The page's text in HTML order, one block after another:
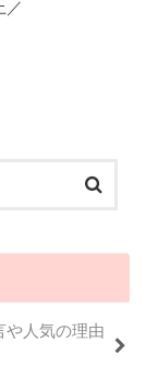
／
や人気の理由